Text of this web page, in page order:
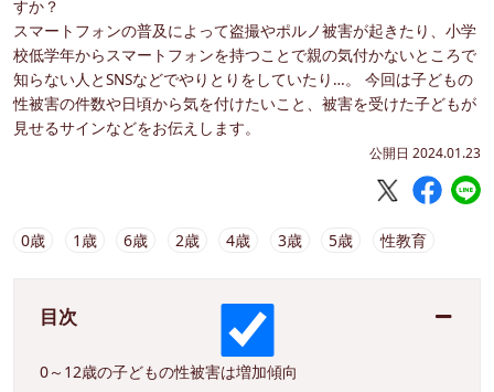
すか？
スマートフォンの普及によって盗撮やポルノ被害が起きたり、小学
校低学年からスマートフォンを持つことで親の気付かないところで
知らない人とSNSなどでやりとりをしていたり…。 今回は子どもの
性被害の件数や日頃から気を付けたいこと、被害を受けた子どもが
見せるサインなどをお伝えします。
公開日 2024.01.23
0歳 1歳 6歳 2歳 4歳 3歳 5歳 性教育
目次
0～12歳の子どもの性被害は増加傾向